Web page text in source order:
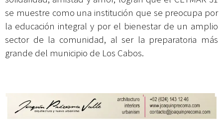
se muestre como una institución que se preocupa por
la educación integral y por el bienestar de un amplio
sector de la comunidad, al ser la preparatoria más
grande del municipio de Los Cabos.